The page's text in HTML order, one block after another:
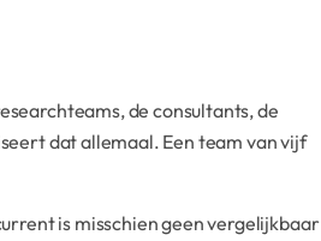
de consultants, de
dat allemaal. Een team van vijf
is misschien geen vergelijkbaar